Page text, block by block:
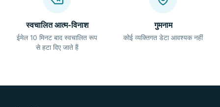
स्वचालित आत्म-विनाश
ईमेल 10 मिनट बाद स्वचालित रूप
से हटा दिए जाते हैं
गुमनाम
कोई व्यक्तिगत डेटा आवश्यक नहीं